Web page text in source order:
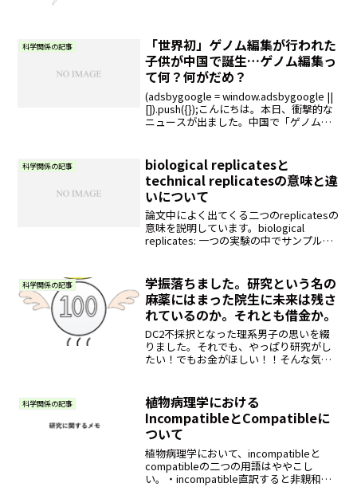
修論に取り組んで気持ちの良い年越しを
迎えましょう！
科学関係の記事
「世界初」ゲノム編集が行われた
子供が中国で誕生…ゲノム編集っ
て何？何がだめ？
(adsbygoogle = window.adsbygoogle ||
[]).push({});こんにちは。本日、衝撃的な
ニュースが出ました。中国で「ゲノム編
れた...
科学関係の記事
biological replicatesと
technical replicatesの意味と違
いについて
論文中によく出てくる二つのreplicatesの
意味を説明しています。biological
replicates: 一つの実験の中でサンプル数
実験を複数回行うことで、得られた結果
が偶然に起きたものでないことを証明す
る。と僕は解釈しています。
科学関係の記事
学振落ちました。研究という名の
麻薬にはまった院生に未来は残さ
れているのか。それとも借金か。
DC2不採択となった理系男子の思いを綴
りました。それでも、やっぱり研究がし
たい！でもお金がほしい！！そんな気持
科学関係の記事
植物病理学における
IncompatibleとCompatibleに
ついて
植物病理学において、incompatibleと
compatibleの二つの用語はややこし
い。・incompatible直訳すると非親和